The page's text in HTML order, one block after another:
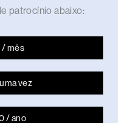
patrocínio abaixo:
/ mês
vez
/ ano